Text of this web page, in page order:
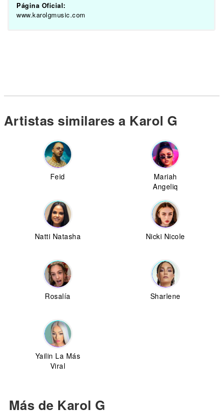
Página Oficial:
www.karolgmusic.com
Artistas similares a Karol G
Feid
Mariah
Angeliq
Natti Natasha Nicki Nicole
Rosalía Sharlene
Yailin La Más
Viral
Más de Karol G